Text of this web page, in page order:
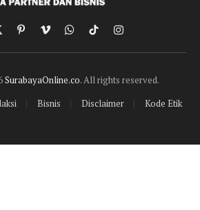
PinterestVimeoWhatsApp
TikTokInstagram
SurabayaOnline.co. All rights reserved.
Bisnis Disclaimer Kode Etik